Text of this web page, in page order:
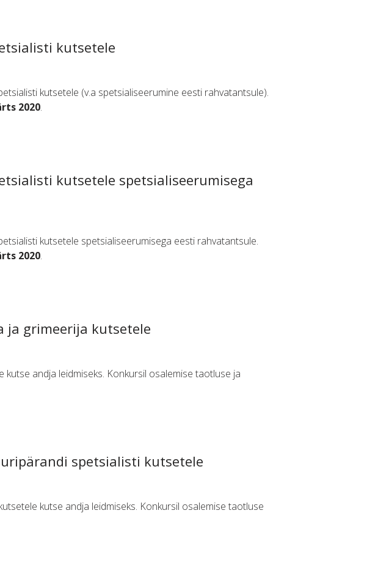
kutsetele
kutsetele (v.a spetsialiseerumine eesti rahvatantsule).
2020.
kutsetele spetsialiseerumisega
kutsetele spetsialiseerumisega eesti rahvatantsule.
2020.
ja grimeerija kutsetele
andja leidmiseks. Konkursil osalemise taotluse ja
spetsialisti kutsetele
kutse andja leidmiseks. Konkursil osalemise taotluse